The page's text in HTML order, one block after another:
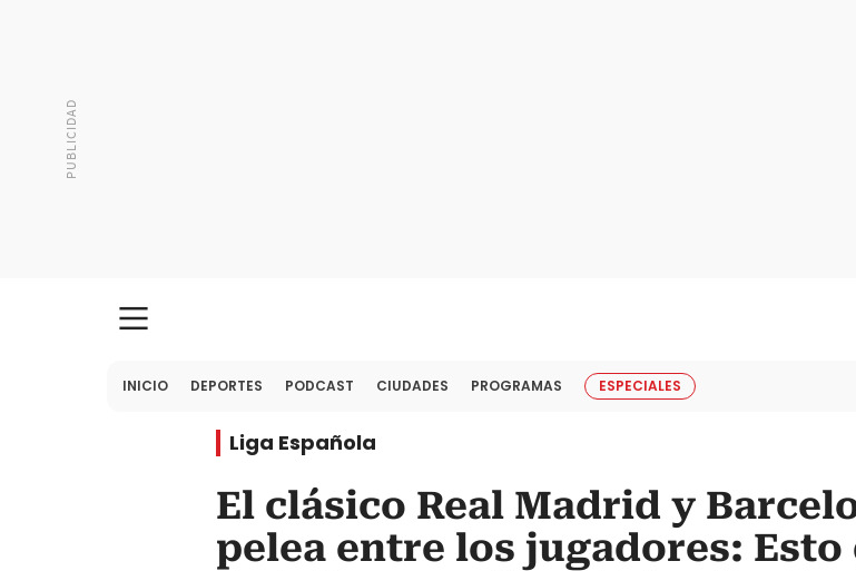
INICIO DEPORTES PODCAST CIUDADES PROGRAMAS ESPECIALES
Liga Española
El clásico Real Madrid y
pelea entre los jugadores: Esto